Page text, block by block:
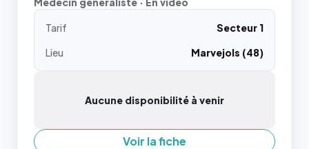
Tarif
Secteur 1
Lieu
Marvejols (48)
Aucune disponibilité à venir
Voir la fiche